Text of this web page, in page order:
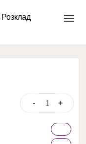
Розклад
₴
-
Сертифікат+